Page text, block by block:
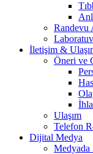
Randevu
İletişim &
Öneri ve
Ulaşım
Telefon
Dijital Medya
Medyada